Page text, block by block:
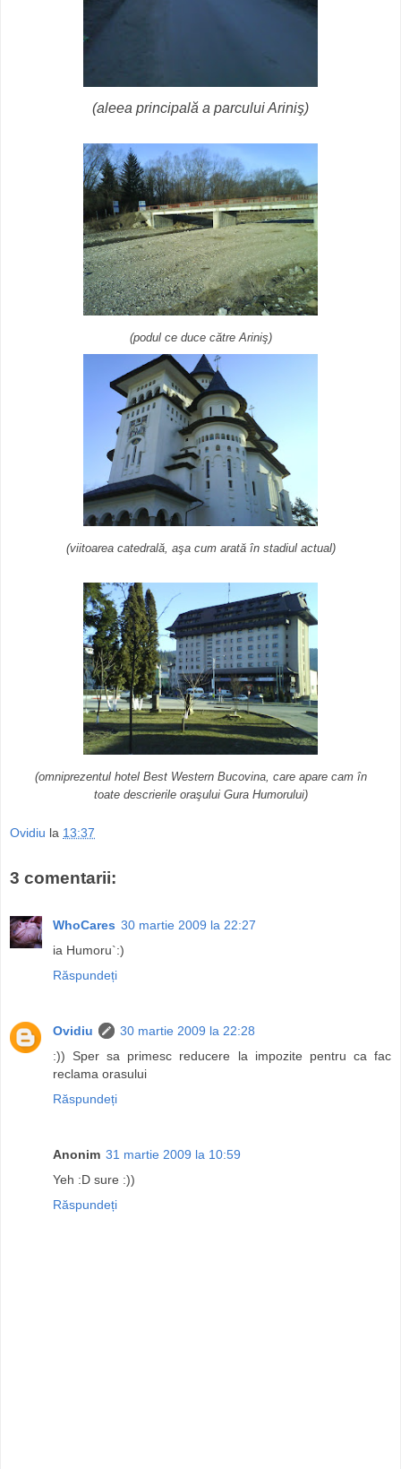
(aleea principală a parcului Ariniş)
(podul ce duce către Ariniş)
(viitoarea catedrală, aşa cum arată în stadiul actual)
(omniprezentul hotel Best Western Bucovina, care apare cam în
toate descrierile oraşului Gura Humorului)
Ovidiu la 13:37
3 comentarii:
WhoCares 30 martie 2009 la 22:27
ia Humoru`:)
Răspundeți
Ovidiu
30 martie 2009 la 22:28
:)) Sper sa primesc reducere la impozite pentru ca fac
reclama orasului
Răspundeți
Anonim 31 martie 2009 la 10:59
Yeh :D sure :))
Răspundeți